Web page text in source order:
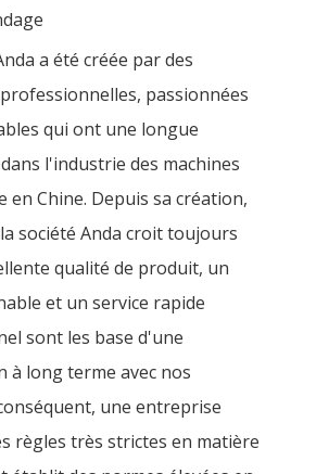
a été créée par des
passionnées
qui ont une longue
l'industrie des machines
en Chine. Depuis sa création,
société Anda croit toujours
qualité de produit, un
et un service rapide
sont les base d'une
à long terme avec nos
une entreprise
règles très strictes en matière